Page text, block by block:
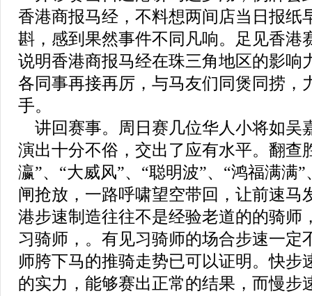
香港商报马经，不料想两间店当日报纸
斟，感到果然事件不同凡响。足见香港
说明香港商报马经在珠三角地区的影响
各同事再接再厉，与马友们同煲同捞，
手。
讲回赛事。周日赛几位华人小将如吴
演出十分不俗，交出了应有水平。翻查
瀛”、“大威风”、“聪明波”、“鸿福满满
闸抢放，一路呼啸望空带回，让前速马
港步速制造往往不是经验老道的的骑师
习骑师，。有见习骑师的场合步速一定
师胯下马的推骑走势已可以证明。快步
的实力，能够赛出正常的结果，而慢步